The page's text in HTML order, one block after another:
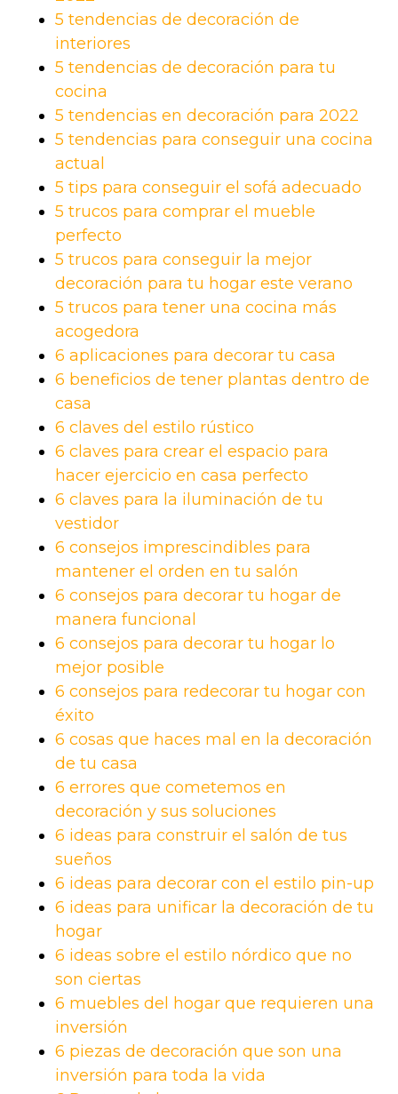
5 tendencias de decoración de
interiores
5 tendencias de decoración para tu
cocina
5 tendencias en decoración para 2022
5 tendencias para conseguir una cocina
actual
5 tips para conseguir el sofá adecuado
5 trucos para comprar el mueble
perfecto
5 trucos para conseguir la mejor
decoración para tu hogar este verano
5 trucos para tener una cocina más
acogedora
6 aplicaciones para decorar tu casa
6 beneficios de tener plantas dentro de
casa
6 claves del estilo rústico
6 claves para crear el espacio para
hacer ejercicio en casa perfecto
6 claves para la iluminación de tu
vestidor
6 consejos imprescindibles para
mantener el orden en tu salón
6 consejos para decorar tu hogar de
manera funcional
6 consejos para decorar tu hogar lo
mejor posible
6 consejos para redecorar tu hogar con
éxito
6 cosas que haces mal en la decoración
de tu casa
6 errores que cometemos en
decoración y sus soluciones
6 ideas para construir el salón de tus
sueños
6 ideas para decorar con el estilo pin-up
6 ideas para unificar la decoración de tu
hogar
6 ideas sobre el estilo nórdico que no
son ciertas
6 muebles del hogar que requieren una
inversión
6 piezas de decoración que son una
inversión para toda la vida